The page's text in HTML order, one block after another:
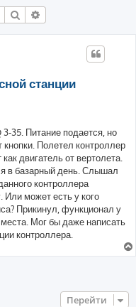
Поиск
станции
35. Питание подается, но
Полетел контроллер
двигатель от вертолета.
в базарный день. Слышал
контроллера
может есть у кого
Прикинул, функционал у
Мог бы даже написать
контроллера.
Перейти